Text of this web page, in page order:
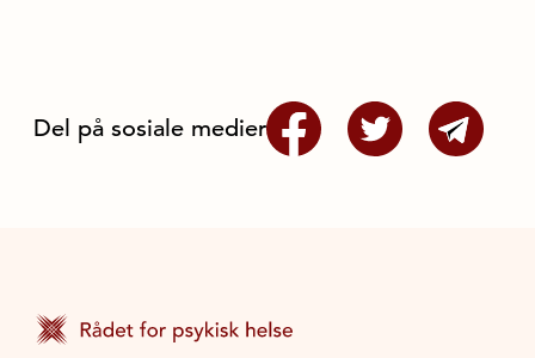
Del på sosiale medier